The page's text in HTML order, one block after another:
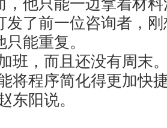
，他只能一边拿着材
发了前一位咨询者，
能重复。
班，而且还没有周末
将程序简化得更加快
东阳说。